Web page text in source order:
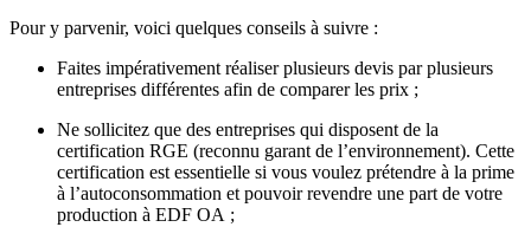
Pour y parvenir, voici quelques conseils à suivre :
Faites impérativement réaliser plusieurs devis par plusieurs
entreprises différentes afin de comparer les prix ;
Ne sollicitez que des entreprises qui disposent de la
certification RGE (reconnu garant de l’environnement). Cette
certification est essentielle si vous voulez prétendre à la prime
à l’autoconsommation et pouvoir revendre une part de votre
production à EDF OA ;